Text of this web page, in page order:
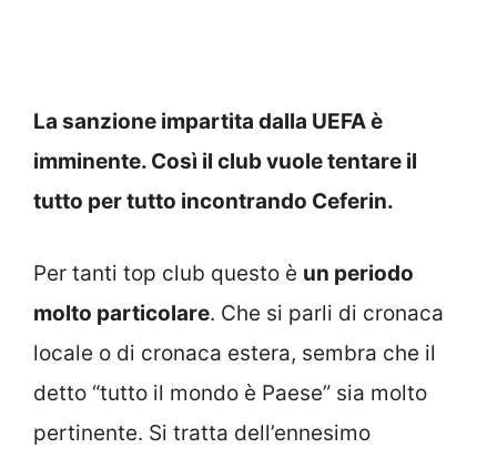
La sanzione impartita dalla UEFA è
imminente. Così il club vuole tentare il
tutto per tutto incontrando Ceferin.
Per tanti top club questo è un periodo
molto particolare. Che si parli di cronaca
locale o di cronaca estera, sembra che il
detto “tutto il mondo è Paese” sia molto
pertinente. Si tratta dell’ennesimo